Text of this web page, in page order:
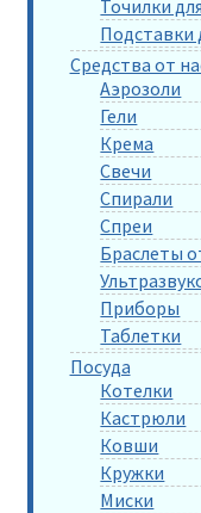
Точилки
Подставки
Средства от
Аэрозоли
Гели
Крема
Свечи
Спирали
Спреи
Браслеты
Приборы
Таблетки
Посуда
Котелки
Кастрюли
Ковши
Кружки
Миски